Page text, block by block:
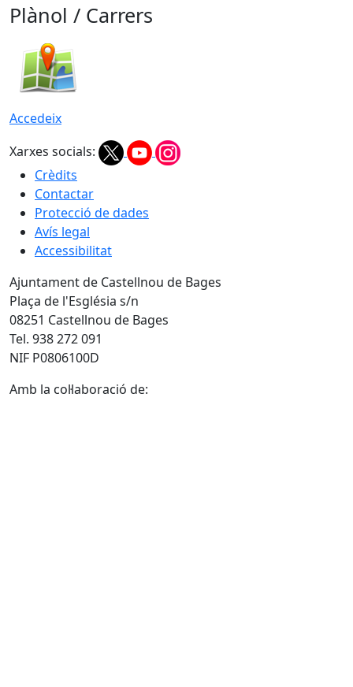
Plànol / Carrers
Accedeix
Xarxes socials:
Crèdits
Contactar
Protecció de dades
Avís legal
Accessibilitat
Ajuntament de Castellnou de Bages
Plaça de l'Església s/n
08251 Castellnou de Bages
Tel. 938 272 091
NIF P0806100D
Amb la col·laboració de: